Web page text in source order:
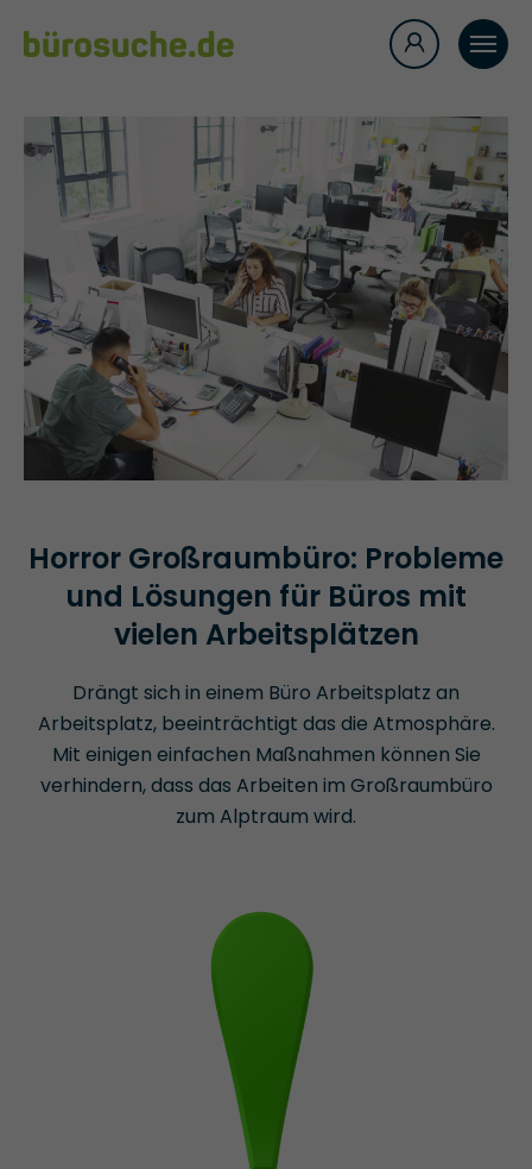
Horror Großraumbüro: Probleme
und Lösungen für Büros mit
vielen Arbeitsplätzen
Drängt sich in einem Büro Arbeitsplatz an
Arbeitsplatz, beeinträchtigt das die Atmosphäre.
Mit einigen einfachen Maßnahmen können Sie
verhindern, dass das Arbeiten im Großraumbüro
zum Alptraum wird.